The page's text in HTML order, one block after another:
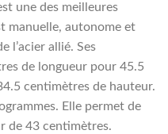
une des meilleures
manuelle, autonome et
l’acier allié. Ses
de longueur pour 45.5
centimètres de hauteur.
Elle permet de
de 43 centimètres.